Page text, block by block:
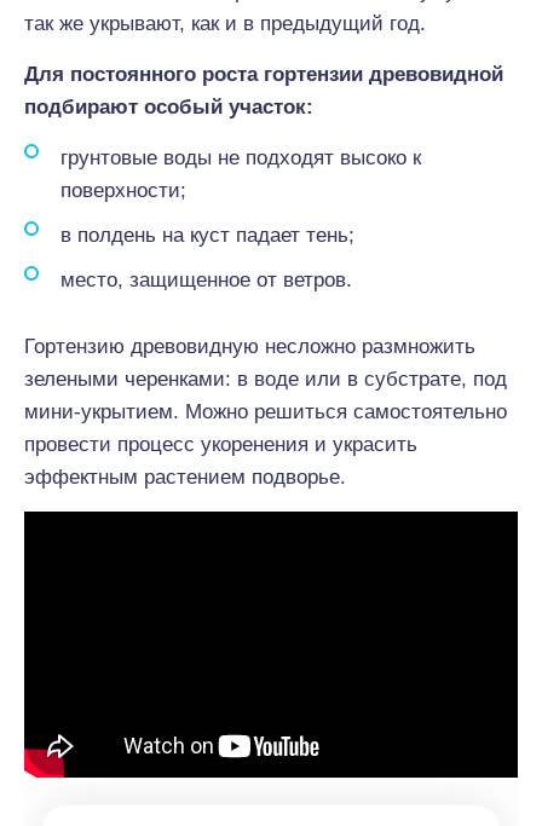
так же укрывают, как и в предыдущий год.
Для постоянного роста гортензии древовидной
подбирают особый участок:
грунтовые воды не подходят высоко к
поверхности;
в полдень на куст падает тень;
место, защищенное от ветров.
Гортензию древовидную несложно размножить
зелеными черенками: в воде или в субстрате, под
мини-укрытием. Можно решиться самостоятельно
провести процесс укоренения и украсить
эффектным растением подворье.